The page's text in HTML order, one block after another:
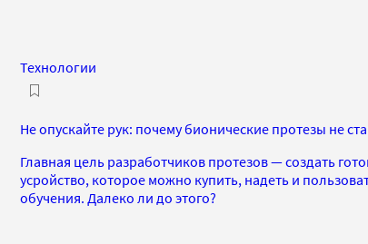
Технологии
Не опускайте рук: почему бионические протезы не
Главная цель разработчиков протезов — создать
усройство, которое можно купить, надеть и
обучения. Далеко ли до этого?